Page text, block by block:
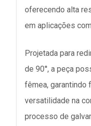
oferecendo alta
em aplicações
Projetada para
de 90°, a peça
fêmea, garantindo
versatilidade na
processo de